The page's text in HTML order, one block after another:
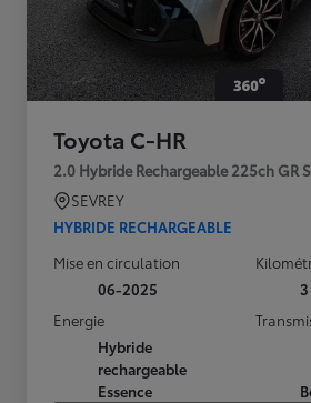
Toyota C-HR
2.0 Hybride Rechargeable 225ch GR
SEVREY
HYBRIDE RECHARGEABLE
Mise en circulation
06-2025
3
Energie
Hybride
rechargeable
Essence